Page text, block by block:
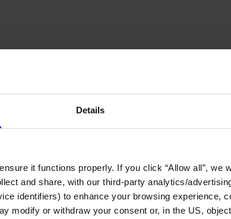
Details
it functions properly. If you click “Allow all”, we
and share, with our third-party analytics/
identifiers) to enhance your browsing experience,
modify or withdraw your consent or, in the US,